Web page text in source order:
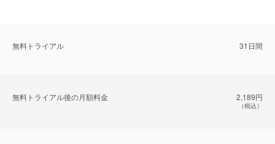
無料トライアル 31日間
無料トライアル後の⽉額料金 2,189円
（税込）